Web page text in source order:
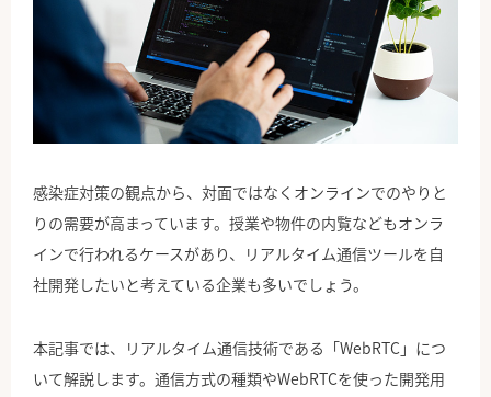
公式X
公式Facebook
感染症対策の観点から、対面ではなくオンラインでのやりと
りの需要が高まっています。授業や物件の内覧などもオンラ
インで行われるケースがあり、リアルタイム通信ツールを自
社開発したいと考えている企業も多いでしょう。
本記事では、リアルタイム通信技術である「WebRTC」につ
いて解説します。通信方式の種類やWebRTCを使った開発用